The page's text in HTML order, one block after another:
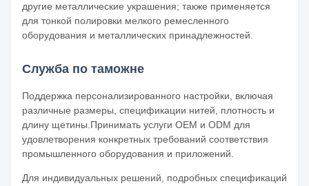
другие металлические украшения; также применяется
для тонкой полировки мелкого ремесленного
оборудования и металлических принадлежностей.
Служба по таможне
Поддержка персонализированного настройки, включая
различные размеры, спецификации нитей, плотность и
длину щетины.Принимать услуги OEM и ODM для
удовлетворения конкретных требований соответствия
промышленного оборудования и приложений.
Для индивидуальных решений, подробных спецификаций